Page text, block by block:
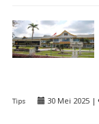
Tips 30 Mei 2025 |